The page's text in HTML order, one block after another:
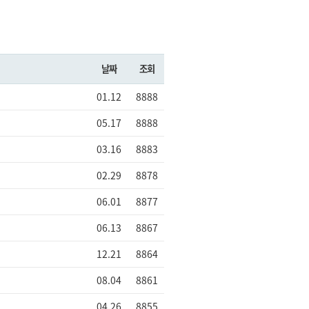
날짜 조회
01.12
8888
05.17
8888
03.16
8883
02.29
8878
06.01
8877
06.13
8867
12.21
8864
08.04
8861
04.26
8855